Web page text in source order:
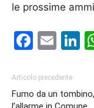
le prossime
Articolo precedente
Fumo da un